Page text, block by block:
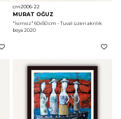
crn2006-22
MURAT OĞUZ
"İsimsiz" 60x50 cm - Tuval üzeri akrilik
boya 2020